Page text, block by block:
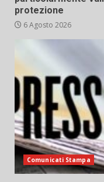
protezione
6 Agosto 2026
Comunicati Stampa